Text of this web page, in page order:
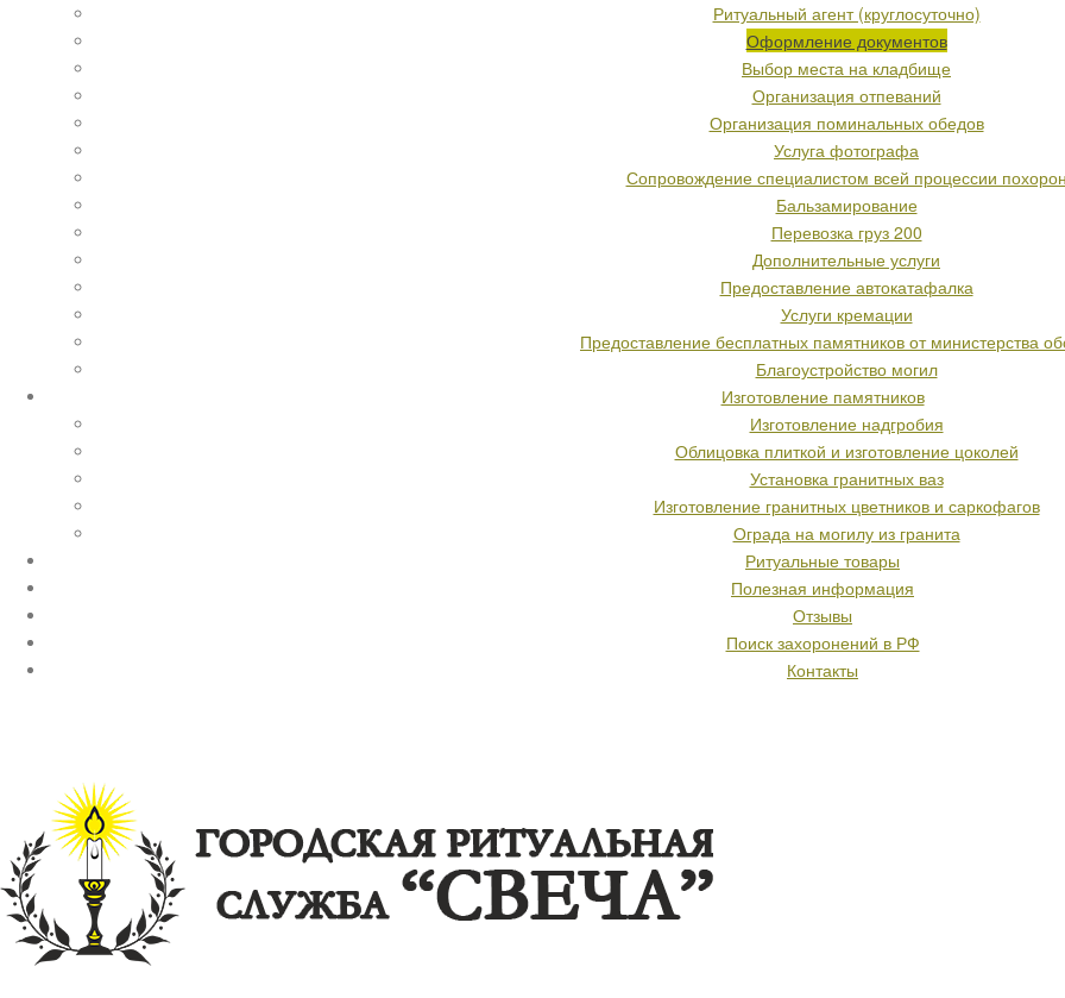
Ритуальный агент (круглосуточно)
Оформление документов
Выбор места на кладбище
Организация отпеваний
Организация поминальных обедов
Услуга фотографа
Сопровождение специалистом всей процессии похорон
Бальзамирование
Перевозка груз 200
Дополнительные услуги
Предоставление автокатафалка
Услуги кремации
Предоставление бесплатных памятников от министерства
Благоустройство могил
Изготовление памятников
Изготовление надгробия
Облицовка плиткой и изготовление цоколей
Установка гранитных ваз
Изготовление гранитных цветников и саркофагов
Ограда на могилу из гранита
Ритуальные товары
Полезная информация
Отзывы
Поиск захоронений в РФ
Контакты